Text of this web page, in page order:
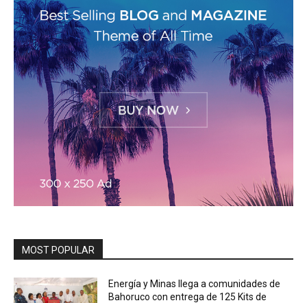
MOST POPULAR
Energía y Minas llega a comunidades de
Bahoruco con entrega de 125 Kits de